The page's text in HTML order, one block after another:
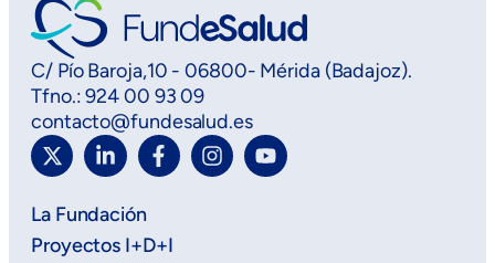
C/ Pío Baroja,10 - 06800- Mérida (Badajoz).
Tfno.: 924 00 93 09
contacto@fundesalud.es
La Fundación
Proyectos I+D+I